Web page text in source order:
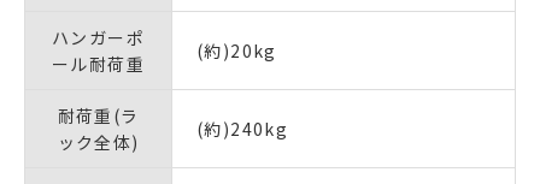
ハンガーポ
ール耐荷重
(約)20kg
耐荷重(ラ
ック全体)
(約)240kg